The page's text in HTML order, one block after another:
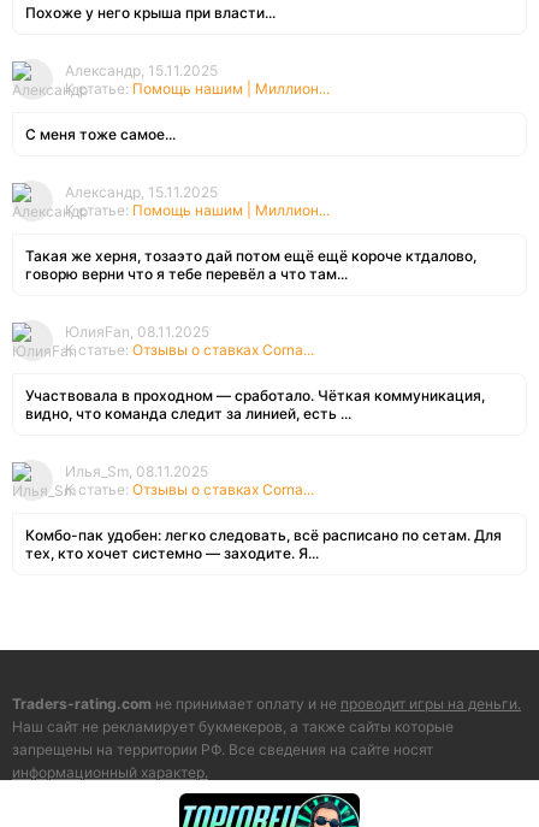
Похоже у него крыша при власти...
Александр, 15.11.2025
К статье: Помощь нашим | Миллион...
С меня тоже самое...
Александр, 15.11.2025
К статье: Помощь нашим | Миллион...
Такая же херня, тозаэто дай потом ещё ещё короче ктдалово,
говорю верни что я тебе перевёл а что там...
ЮлияFan, 08.11.2025
К статье: Отзывы о ставках Corna...
Участвовала в проходном — сработало. Чёткая коммуникация,
видно, что команда следит за линией, есть ...
Илья_Sm, 08.11.2025
К статье: Отзывы о ставках Corna...
Комбо-пак удобен: легко следовать, всё расписано по сетам. Для
тех, кто хочет системно — заходите. Я...
Traders-rating.com не принимает оплату и не проводит игры на деньги.
Наш сайт не рекламирует букмекеров, а также сайты которые
запрещены на территории РФ. Все сведения на сайте носят
информационный характер.
По всем вопросам пишите на почтуproverkabet@gmail.com